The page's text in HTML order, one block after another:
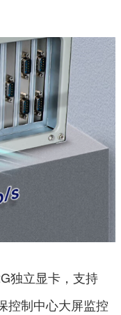
独立显卡，支持
控制中心大屏监控